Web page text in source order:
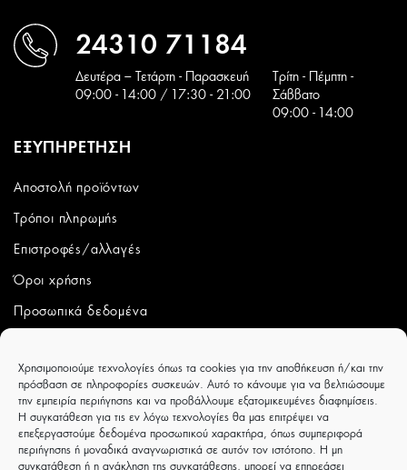
Χρησιμοποιούμε τεχνολογίες όπως τα cookies για την αποθήκευση ή/και την
πρόσβαση σε πληροφορίες συσκευών. Αυτό το κάνουμε για να βελτιώσουμε
την εμπειρία περιήγησης και να προβάλλουμε εξατομικευμένες διαφημίσεις.
Η συγκατάθεση για τις εν λόγω τεχνολογίες θα μας επιτρέψει να
επεξεργαστούμε δεδομένα προσωπικού χαρακτήρα, όπως συμπεριφορά
περιήγησης ή μοναδικά αναγνωριστικά σε αυτόν τον ιστότοπο. Η μη
συγκατάθεση ή η ανάκληση της συγκατάθεσης, μπορεί να επηρεάσει
24310 71184
Δευτέρα – Τετάρτη - Παρασκευή
09:00 - 14:00 / 17:30 - 21:00
Tρίτη - Πέμπτη -
Σάββατο
09:00 - 14:00
ΕΞΥΠΗΡΕΤΗΣΗ
Αποστολή προϊόντων
Τρόποι πληρωμής
Επιστροφές/αλλαγές
Όροι χρήσης
Προσωπικά δεδομένα
Ο λογαριασμός μου
Παραγγελίες
Wishlist